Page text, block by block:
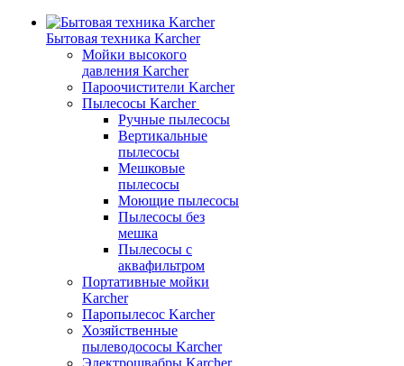
Бытовая техника Karcher
Мойки высокого
давления Karcher
Пароочистители Karcher
Пылесосы Karcher
Ручные пылесосы
Вертикальные
пылесосы
Мешковые
пылесосы
Моющие пылесосы
Пылесосы без
мешка
Пылесосы с
аквафильтром
Портативные мойки
Karcher
Паропылесос Karcher
Хозяйственные
пылеводососы Karcher
Электрошвабры Karcher